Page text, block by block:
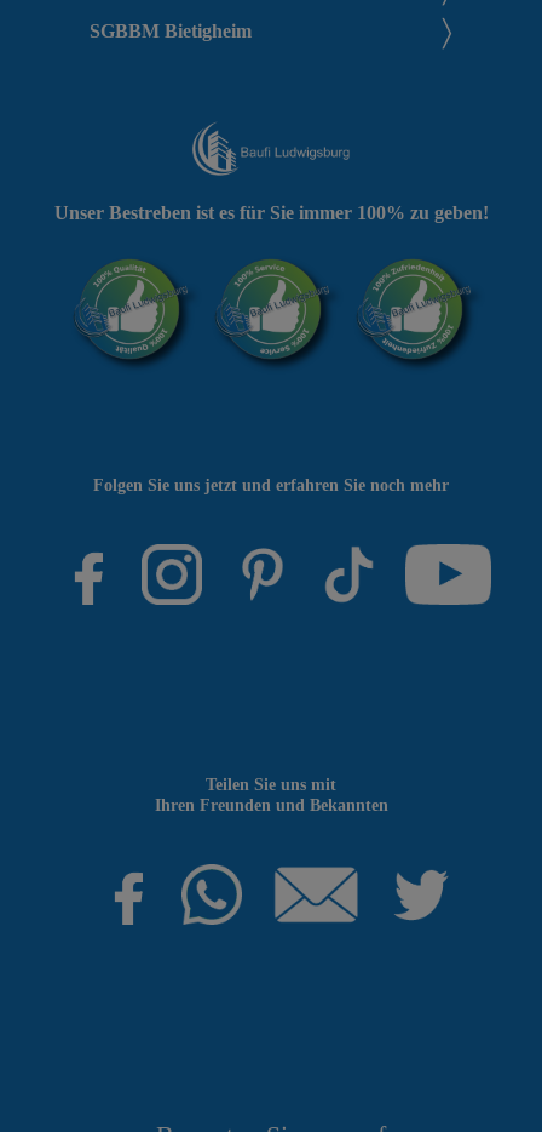
SGBBM Bietigheim
Teilen Sie uns mit
Ihren Freunden und Bekannten
Folgen Sie uns jetzt und erfahren Sie noch mehr
Unser Bestreben ist es für Sie immer 100% zu geben!